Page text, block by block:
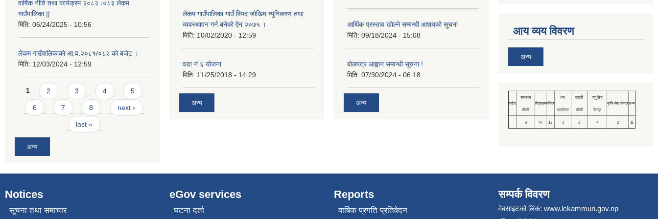
वार्षिक नीति तथा कार्यक्रम २०८२।०८३ लेकम
गाउँपालिका ||
मिति: 06/24/2025 - 10:56
लेकम गाउँपालिकाको आ.व.२०८१/०८२ को बजेट ।
मिति: 12/03/2024 - 12:59
Pages
1 2 3 4 5
6 7 8 next ›
last »
अन्य
लेकम गाउँपालिका गाउँ विपद जोखिम न्युनिकरण तथा
व्यवस्थापन गर्न बनेको ऐन २०७५ ।
मिति: 10/02/2020 - 12:59
वडा नं ६ योजना
मिति: 11/25/2018 - 14:29
अन्य
आर्थिक प्रस्ताव खोल्ने सम्बन्धी आशयको सूचना
मिति: 09/18/2024 - 15:08
बोलपत्र आह्वान सम्बन्धी सूचना !
मिति: 07/30/2024 - 06:18
अन्य
आय व्यय विवरण
अन्य
श्रोत
स्वास्थ्य
चौकी
विद्यालयमन्दिर
वन
कार्यालय
प्रहरी
चौकी
पशु सेवा
केन्द्र
कृषि सेवा केन्द्रअन्य
6 47 13 1 2 4 2 11
Notices
सूचना तथा समाचार
eGov services
घटना दर्ता
Reports
वार्षिक प्रगति प्रतिवेदन
सम्पर्क विवरण
वेबसाइटको लिंक: www.lekammun.gov.np